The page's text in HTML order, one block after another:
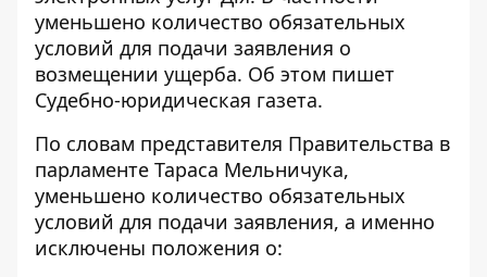
уменьшено количество обязательных
условий для подачи заявления о
возмещении ущерба. Об этом пишет
Судебно-юридическая газета.
По словам представителя Правительства в
парламенте Тараса Мельничука,
уменьшено количество обязательных
условий для подачи заявления, а именно
исключены положения о: